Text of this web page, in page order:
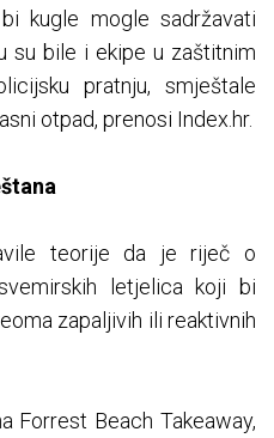
kugle mogle sadržavati
su bile i ekipe u zaštitnim
pratnju, smještale
otpad, prenosi Index.hr.
teorije da je riječ o
letjelica koji bi
zapaljivih ili reaktivnih
Forrest Beach Takeaway,